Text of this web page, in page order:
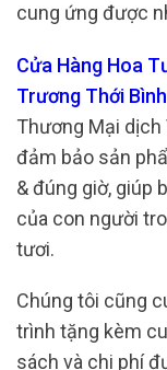
cung ứng được
Cửa Hàng Hoa
Trương Thới
Thương Mại dịch
đảm bảo sản
& đúng giờ, giúp
của con người
tươi.
Chúng tôi cũng
trình tặng kèm
sách và chi phí